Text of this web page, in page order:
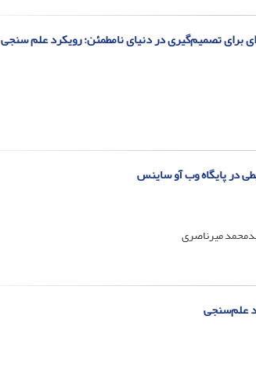
برای تصمیم‌گیری در دنیای نامطمئن: رویکرد علم سنجی
در پایگاه وب آو ساینس
میرناصری
علم‌سنجی